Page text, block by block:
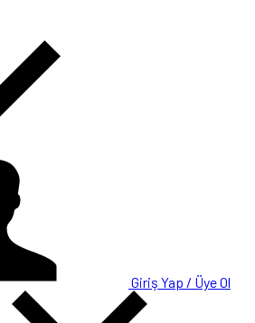
Giriş Yap / Üye Ol